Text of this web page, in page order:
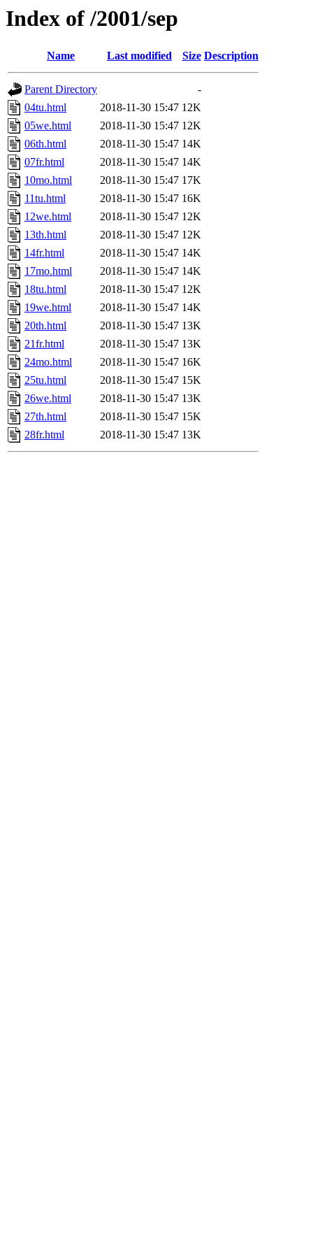
Index of /2001/sep
Name Last modified Size Description
Parent Directory
-
04tu.html
2018-11-30 15:47 12K
05we.html
2018-11-30 15:47 12K
06th.html
2018-11-30 15:47 14K
07fr.html
2018-11-30 15:47 14K
10mo.html
2018-11-30 15:47 17K
11tu.html
2018-11-30 15:47 16K
12we.html
2018-11-30 15:47 12K
13th.html
2018-11-30 15:47 12K
14fr.html
2018-11-30 15:47 14K
17mo.html
2018-11-30 15:47 14K
18tu.html
2018-11-30 15:47 12K
19we.html
2018-11-30 15:47 14K
20th.html
2018-11-30 15:47 13K
21fr.html
2018-11-30 15:47 13K
24mo.html
2018-11-30 15:47 16K
25tu.html
2018-11-30 15:47 15K
26we.html
2018-11-30 15:47 13K
27th.html
2018-11-30 15:47 15K
28fr.html
2018-11-30 15:47 13K